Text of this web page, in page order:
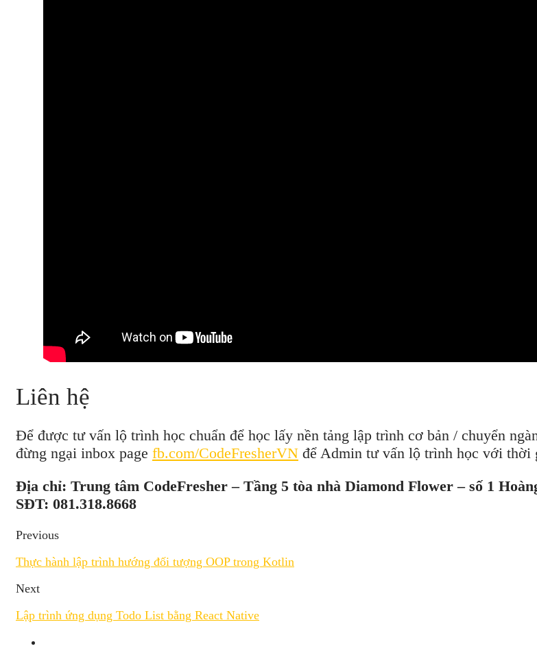
Liên hệ
Để được tư vấn lộ trình học chuẩn để học lấy nền tảng lập trình cơ bản / chuyển
đừng ngại inbox page fb.com/CodeFresherVN để Admin tư vấn lộ trình học với thời
Địa chỉ: Trung tâm CodeFresher – Tầng 5 tòa nhà Diamond Flower – số 1
SĐT: 081.318.8668
Previous
Thực hành lập trình hướng đối tượng OOP trong Kotlin
Next
Lập trình ứng dụng Todo List bằng React Native